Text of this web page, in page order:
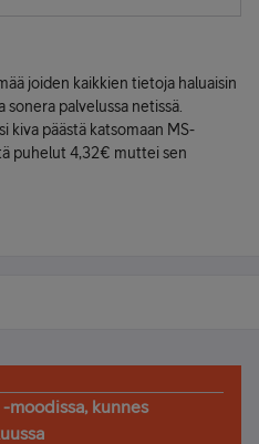
joiden kaikkien tietoja haluaisin
palvelussa netissä.
kiva päästä katsomaan MS-
puhelut 4,32€ muttei sen
moodissa, kunnes